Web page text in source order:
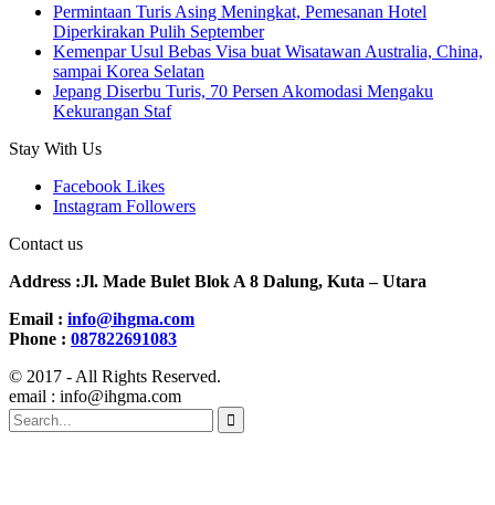
Permintaan Turis Asing Meningkat, Pemesanan Hotel
Diperkirakan Pulih September
Kemenpar Usul Bebas Visa buat Wisatawan Australia, China,
sampai Korea Selatan
Jepang Diserbu Turis, 70 Persen Akomodasi Mengaku
Kekurangan Staf
Stay With Us
Facebook Likes
Instagram Followers
Contact us
Address :Jl. Made Bulet Blok A 8 Dalung, Kuta – Utara
Email : info@ihgma.com
Phone : 087822691083
© 2017 - All Rights Reserved.
email : info@ihgma.com